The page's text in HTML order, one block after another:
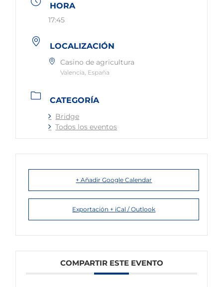
HORA
17:45
LOCALIZACIÓN
Casino de agricultura
Valencia, España
CATEGORÍA
Bridge
Todos los eventos
+ Añadir Google Calendar
Exportación + iCal / Outlook
COMPARTIR ESTE EVENTO